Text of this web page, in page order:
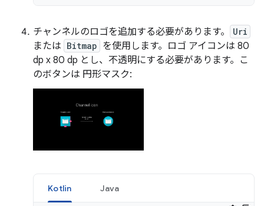
チャンネルのロゴを追加する必要があります。 Uri
または Bitmap を使用します。ロゴ アイコンは 80
dp x 80 dp とし、不透明にする必要があります。こ
のボタンは 円形マスク:
Kotlin Java